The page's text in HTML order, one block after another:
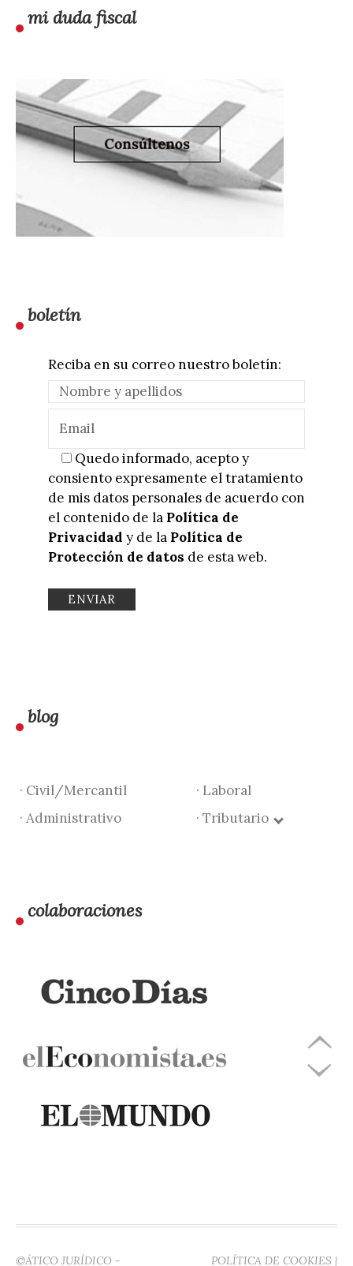
mi duda fiscal
boletín
Reciba en su correo nuestro boletín:
Quedo informado, acepto y
consiento expresamente el tratamiento
de mis datos personales de acuerdo con
el contenido de la Política de
Privacidad y de la Política de
Protección de datos de esta web.
blog
· Civil/Mercantil
· Laboral
· Administrativo
· Tributario
colaboraciones
©ÁTICO JURÍDICO - POLÍTICA DE COOKIES |